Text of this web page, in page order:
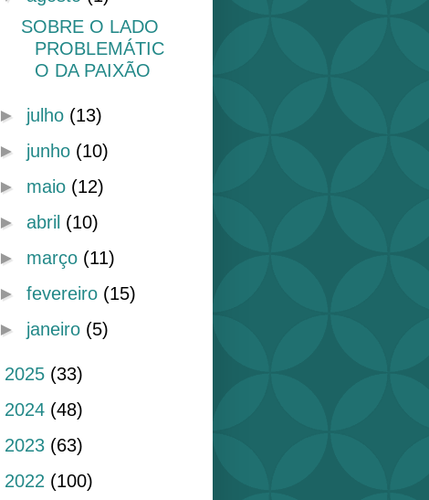
SOBRE O LADO
PROBLEMÁTIC
O DA PAIXÃO
► julho (13)
► junho (10)
► maio (12)
► abril (10)
► março (11)
► fevereiro (15)
► janeiro (5)
2025 (33)
2024 (48)
2023 (63)
2022 (100)